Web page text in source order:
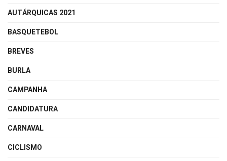
AUTÁRQUICAS 2021
BASQUETEBOL
BREVES
BURLA
CAMPANHA
CANDIDATURA
CARNAVAL
CICLISMO